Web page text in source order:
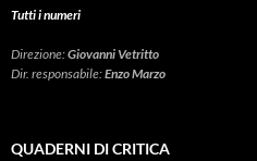
Tutti i numeri
Direzione:Giovanni Vetritto
Dir. responsabile:Enzo Marzo
QUADERNI DI CRITICA